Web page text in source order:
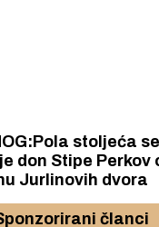
stoljeća
Jurlinovih dvora
članci